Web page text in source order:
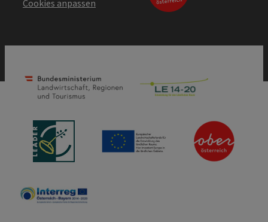
Cookies anpassen